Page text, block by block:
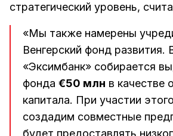
стратегический уровень,
«Мы также намерены
Венгерский фонд развития.
«Эксимбанк» собирается
фонда €50 млн в качестве
капитала. При участии
создадим совместные
будет предоставлять